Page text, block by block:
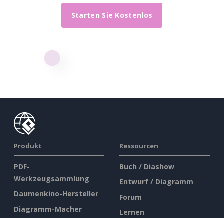
Starten Sie Kostenlos
Produkt
PDF-
Werkzeugsammlung
Daumenkino-Hersteller
Diagramm-Macher
Ressourcen
Buch / Diashow
Entwurf / Diagramm
Forum
Lernen